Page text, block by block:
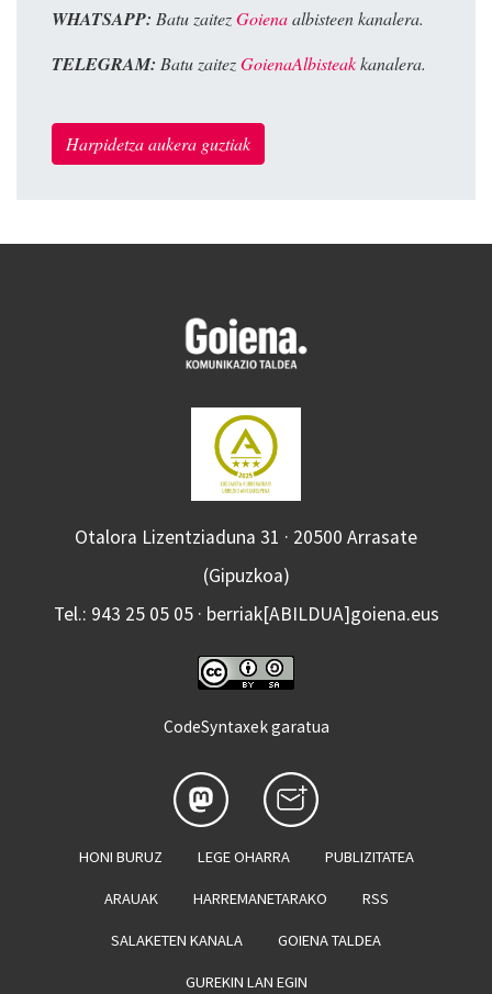
WHATSAPP: Batu zaitezGoienaalbisteen kanalera.
TELEGRAM: Batu zaitezGoienaAlbisteakkanalera.
Harpidetza aukera guztiak
Otalora Lizentziaduna 31 · 20500 Arrasate
(Gipuzkoa)
Tel.: 943 25 05 05 · berriak[ABILDUA]goiena.eus
CodeSyntaxek garatua
HONI BURUZ LEGE OHARRA PUBLIZITATEA
ARAUAK HARREMANETARAKO RSS
SALAKETEN KANALA GOIENA TALDEA
GUREKIN LAN EGIN